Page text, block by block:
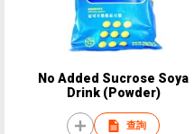
No Added Sucrose Soya
Drink (Powder)
查詢